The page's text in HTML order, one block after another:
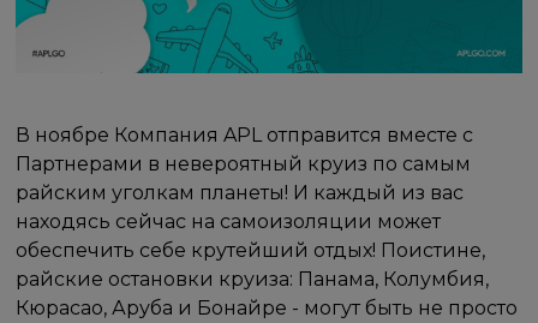
В ноябре Компания APL отправится вместе с
Партнерами в невероятный круиз по самым
райским уголкам планеты! И каждый из вас
находясь сейчас на самоизоляции может
обеспечить себе крутейший отдых! Поистине,
райские остановки круиза: Панама, Колумбия,
Кюрасао, Аруба и Бонайре - могут быть не просто